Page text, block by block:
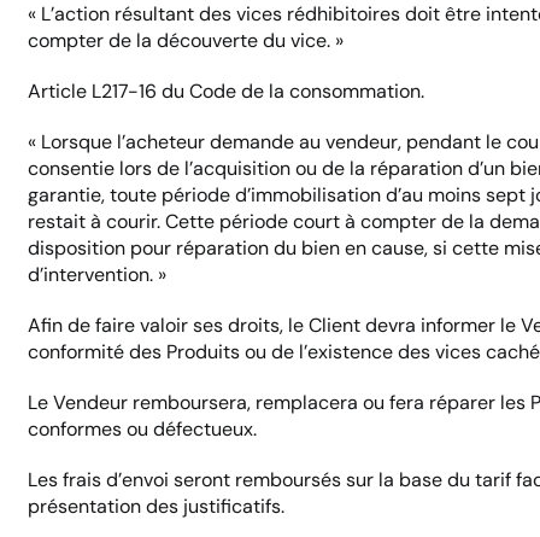
« L’action résultant des vices rédhibitoires doit être
compter de la découverte du vice. »
Article L217-16 du Code de la consommation.
« Lorsque l’acheteur demande au vendeur, pendant le
consentie lors de l’acquisition ou de la réparation d’un
garantie, toute période d’immobilisation d’au moins sept
restait à courir. Cette période court à compter de la
disposition pour réparation du bien en cause, si cette
d’intervention. »
Afin de faire valoir ses droits, le Client devra informer le
conformité des Produits ou de l’existence des vices
Le Vendeur remboursera, remplacera ou fera réparer les
conformes ou défectueux.
Les frais d’envoi seront remboursés sur la base du tarif
présentation des justificatifs.